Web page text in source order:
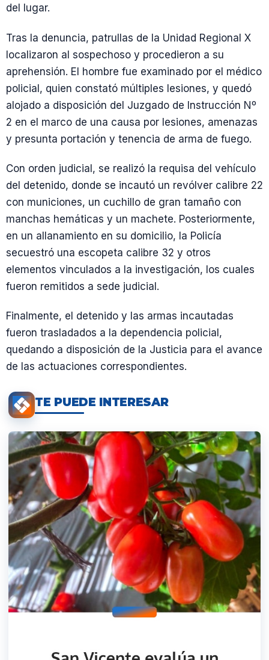
del lugar.
Tras la denuncia, patrullas de la Unidad Regional X
localizaron al sospechoso y procedieron a su
aprehensión. El hombre fue examinado por el médico
policial, quien constató múltiples lesiones, y quedó
alojado a disposición del Juzgado de Instrucción Nº
2 en el marco de una causa por lesiones, amenazas
y presunta portación y tenencia de arma de fuego.
Con orden judicial, se realizó la requisa del vehículo
del detenido, donde se incautó un revólver calibre 22
con municiones, un cuchillo de gran tamaño con
manchas hemáticas y un machete. Posteriormente,
en un allanamiento en su domicilio, la Policía
secuestró una escopeta calibre 32 y otros
elementos vinculados a la investigación, los cuales
fueron remitidos a sede judicial.
Finalmente, el detenido y las armas incautadas
fueron trasladados a la dependencia policial,
quedando a disposición de la Justicia para el avance
de las actuaciones correspondientes.
TE PUEDE INTERESAR